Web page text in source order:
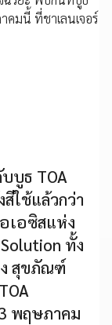
บูธ TOA
ใช้แล้วกว่า
เอซิสแห่ง
ทั้ง
สุขภัณฑ์
พฤษภาคม